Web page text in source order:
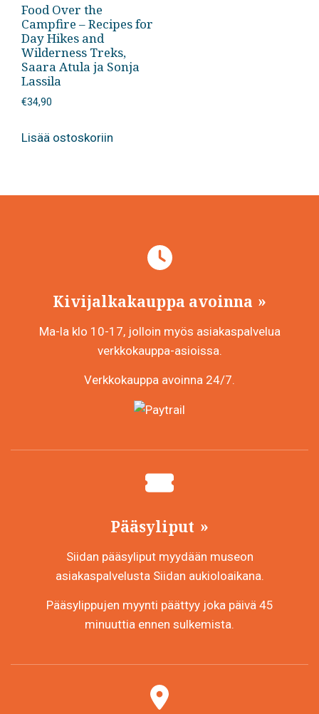
Food Over the
Campfire – Recipes for
Day Hikes and
Wilderness Treks,
Saara Atula ja Sonja
Lassila
€34,90
Lisää ostoskoriin
Kivijalkakauppa avoinna
Ma-la klo 10-17, jolloin myös asiakaspalvelua
verkkokauppa-asioissa.
Verkkokauppa avoinna 24/7.
Pääsyliput
Siidan pääsyliput myydään museon
asiakaspalvelusta Siidan aukioloaikana.
Pääsylippujen myynti päättyy joka päivä 45
minuuttia ennen sulkemista.